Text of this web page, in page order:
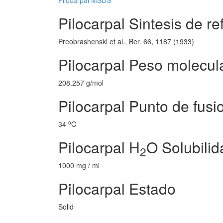
Pilocarpal Sintesis de
Preobrashenski et al., Ber. 66, 1187 (1933)
Pilocarpal Peso
208.257 g/mol
Pilocarpal Punto de
34 oC
Pilocarpal H2O
1000 mg / ml
Pilocarpal Estado
Solid